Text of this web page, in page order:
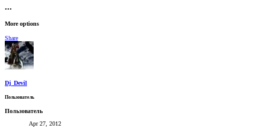
•••
More options
Share
Dj_Devil
Пользователь
Пользователь
Apr 27, 2012